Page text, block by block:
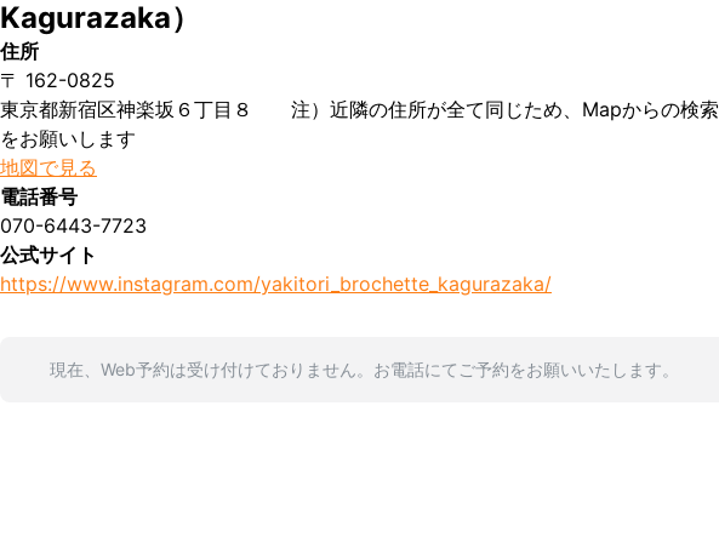
Kagurazaka）
住所
〒 162-0825
東京都新宿区神楽坂６丁目８ 注）近隣の住所が全て同じため、Mapからの検索
をお願いします
地図で見る
電話番号
070-6443-7723
公式サイト
https://www.instagram.com/yakitori_brochette_kagurazaka/
現在、Web予約は受け付けておりません。お電話にてご予約をお願いいたします。